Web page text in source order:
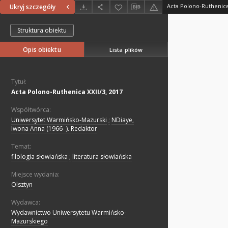
Ukryj szczegóły Acta Polono-
Struktura obiektu
Opis obiektu Lista plików
Tytuł:
Acta Polono-Ruthenica XXII/3, 2017
Współtwórca:
Uniwersytet Warmińsko-Mazurski ; NDiaye,
Iwona Anna (1966- ). Redaktor
Temat:
filologia słowiańska ; literatura słowiańska
Miejsce wydania:
Olsztyn
Wydawca:
Wydawnictwo Uniwersytetu Warmińsko-
Mazurskiego